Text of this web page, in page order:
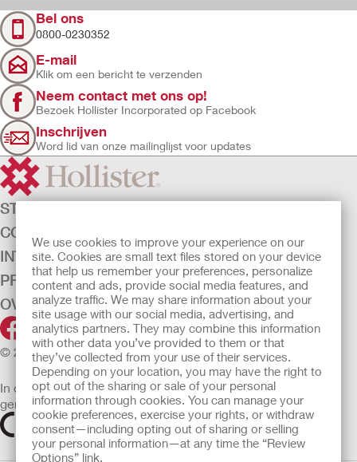
We use cookies to improve your experience on our
site. Cookies are small text files stored on your device
that help us remember your preferences, personalize
content and ads, provide social media features, and
analyze traffic. We may share information about your
site usage with our social media, advertising, and
analytics partners. They may combine this information
with other data you’ve provided to them or that
they’ve collected from your use of their services.
Depending on your location, you may have the right to
opt out of the sharing or sale of your personal
information through cookies. You can manage your
cookie preferences, exercise your rights, or withdraw
consent—including opting out of sharing or selling
your personal information—at any time the “Review
Options” link.
Bel ons
0800-0230352
E-mail
Klik om een bericht te verzenden
Neem contact met ons op!
Bezoek Hollister Incorporated op Facebook
Inschrijven
Word lid van onze mailinglijst voor updates
STOMAZORG
CONTINENTIEZORG
INTENSIEVE ZORG
PRODUCTEN
OVER ONS
© 2026 Hollister Incorporated
In de EU verkochte medische hulpmiddelen dienen
gemarkeerd te zijn met een van de volgende symbolen